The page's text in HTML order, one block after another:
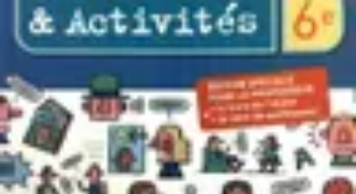
Best Fun Activities
Activités en Plein Air FamilleActivités de GroupeActivités
Extrêmes
Activités Créatives
Best Fun Activities